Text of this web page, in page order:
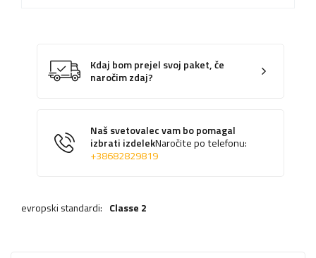
Kdaj bom prejel svoj paket, če
naročim zdaj?
Naš svetovalec vam bo pomagal
izbrati izdelekNaročite po telefonu:
+38682829819
evropski standardi: Classe 2